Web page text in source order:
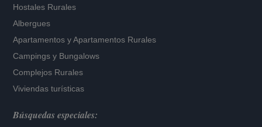
Hostales Rurales
Albergues
Apartamentos yApartamentos Rurales
Campings y Bungalows
Complejos Rurales
Viviendas turísticas
Búsquedas especiales: